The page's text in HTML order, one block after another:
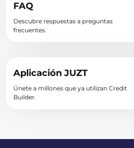
FAQ
Descubre respuestas a preguntas
frecuentes.
Aplicación JUZT
Únete a millones que ya utilizan Credit
Builder.